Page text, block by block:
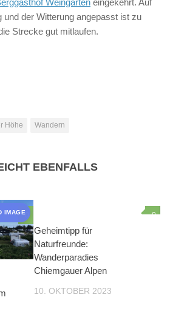
und der Witterung angepasst ist zu
Strecke gut mitlaufen.
Höhe Wandern
EBENFALLS
IMAGE0
IMAGE
0
Geheimtipp für
Naturfreunde:
Wanderparadies
Chiemgauer Alpen
10. OKTOBER 2023